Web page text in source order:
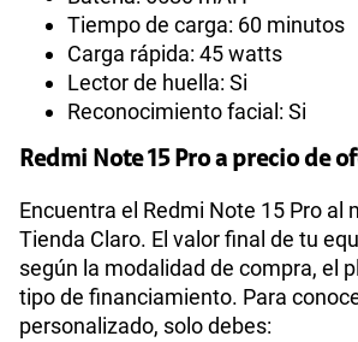
Tiempo de carga: 60 minutos
Carga rápida: 45 watts
Lector de huella: Si
Reconocimiento facial: Si
Redmi Note 15 Pro a precio de
Encuentra el Redmi Note 15 Pro al
Tienda Claro. El valor final de tu
según la modalidad de compra, el
tipo de financiamiento. Para
personalizado, solo debes: